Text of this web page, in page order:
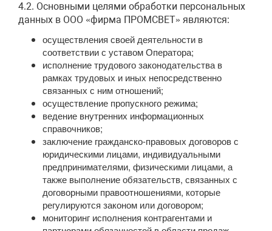
4.2. Основными целями обработки персональных
данных в ООО «фирма ПРОМСВЕТ» являются:
осуществления своей деятельности в
соответствии с уставом Оператора;
исполнение трудового законодательства в
рамках трудовых и иных непосредственно
связанных с ним отношений;
осуществление пропускного режима;
ведение внутренних информационных
справочников;
заключение гражданско-правовых договоров с
юридическими лицами, индивидуальными
предпринимателями, физическими лицами, а
также выполнение обязательств, связанных с
договорными правоотношениями, которые
регулируются законом или договором;
мониторинг исполнения контрагентами и